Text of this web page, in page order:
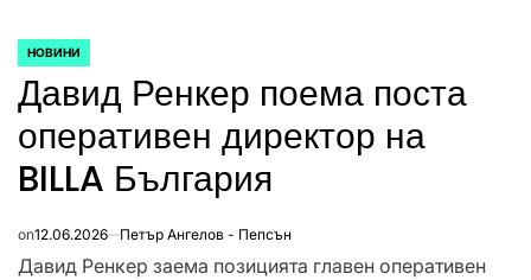
POSTED
IN
НОВИНИ
Давид Ренкер поема поста
оперативен директор на
BILLA България
on12.06.2026 Петър Ангелов - Пепсън
Давид Ренкер заема позицията главен оперативен